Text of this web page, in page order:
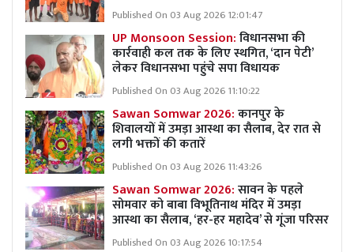
Published On 03 Aug 2026 12:01:47
UP Monsoon Session:विधानसभा की
कार्रवाही कल तक के लिए स्थगित, ‘दान पेटी’
लेकर विधानसभा पहुंचे सपा विधायक
Published On 03 Aug 2026 11:10:22
Sawan Somwar 2026:कानपुर के
शिवालयों में उमड़ा आस्था का सैलाब, देर रात से
लगी भक्तों की कतारें
Published On 03 Aug 2026 11:43:26
Sawan Somwar 2026:सावन के पहले
सोमवार को बाबा विभूतिनाथ मंदिर में उमड़ा
आस्था का सैलाब, ‘हर-हर महादेव’ से गूंजा परिसर
Published On 03 Aug 2026 10:17:54